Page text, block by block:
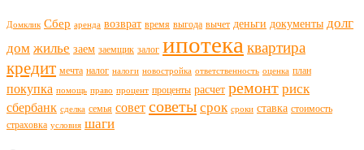
Домклик Сбер аренда возврат время выгода вычет деньги документы долг
дом жилье заем заемщик залог ипотека квартира
кредит мечта налог налоги новостройка ответственность оценка план
покупка помощь право процент проценты расчет ремонт риск
сбербанк сделка семья совет советы срок сроки ставка стоимость
страховка условия шаги